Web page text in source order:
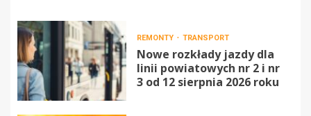
REMONTY TRANSPORT
Nowe rozkłady jazdy dla
linii powiatowych nr 2 i nr
3 od 12 sierpnia 2026 roku